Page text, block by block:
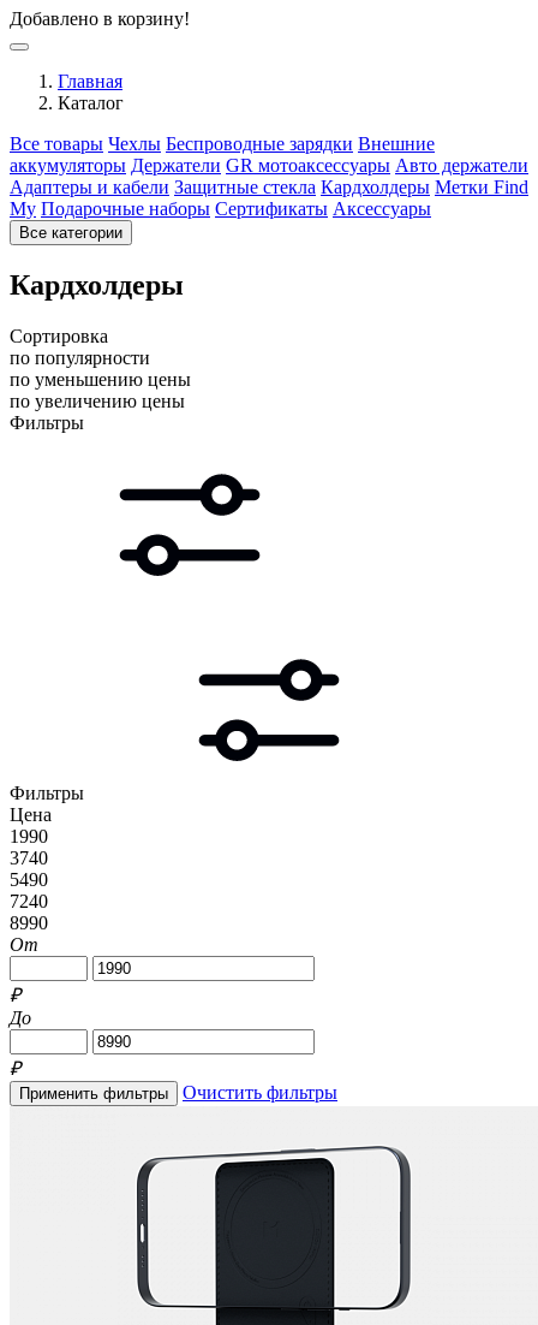
Добавлено в корзину!
Главная
Каталог
Все товары Чехлы Беспроводные зарядки Внешние
аккумуляторы Держатели GR мотоаксессуары Авто держатели
Адаптеры и кабели Защитные стекла Кардхолдеры Метки Find
My Подарочные наборы Сертификаты Аксессуары
Все категории
Кардхолдеры
Сортировка
по популярности
по уменьшению цены
по увеличению цены
Фильтры
Фильтры
Цена
1990
3740
5490
7240
8990
От
₽
До
₽
Очистить фильтры